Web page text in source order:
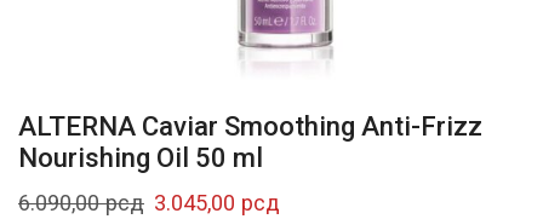
ALTERNA Caviar Smoothing Anti-Frizz
Nourishing Oil 50 ml
6.090,00рсд 3.045,00 рсд